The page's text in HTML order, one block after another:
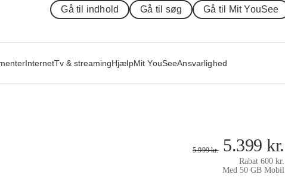
Gå til indhold Gå til søg Gå til Mit YouSee
InternetTv & streamingHjælpMit YouSeeAnsvarlighed
5.999kr. 5.399kr.
Rabat 600 kr.
Med 50 GB Mobil